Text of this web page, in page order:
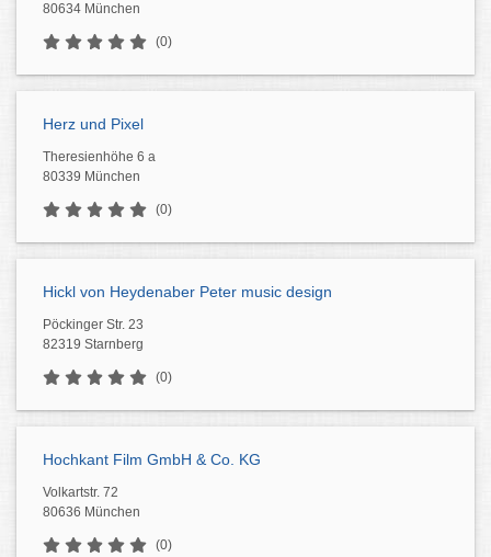
80634 München
(0)
Herz und Pixel
Theresienhöhe 6 a
80339 München
(0)
Hickl von Heydenaber Peter music design
Pöckinger Str. 23
82319 Starnberg
(0)
Hochkant Film GmbH & Co. KG
Volkartstr. 72
80636 München
(0)